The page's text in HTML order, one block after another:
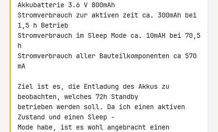
Akkubatterie 3.6 V 800mAh
Stromverbrauch zur aktiven zeit ca. 300mAh bei
1,5 h Betrieb
Stromverbrauch im Sleep Mode ca. 10mAH bei 70,5
h
Stromverbrauch aller Bauteilkomponenten ca 570
mA
Ziel ist es, die Entladung des Akkus zu
beobachten, welches 72h Standby
betrieben werden soll. Da ich einen aktiven
Zustand und einen Sleep -
Mode habe, ist es wohl angebracht einen